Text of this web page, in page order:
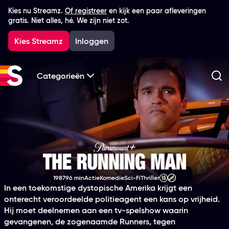
Kies nu Streamz. Of registreer en kijk een paar afleveringen
gratis. Niet alles, hé. We zijn niet zot.
Kies Streamz Inloggen
Categorieën
The Running Man
Productiejaar
1987 Tijdsduur
96 min Genre
Actie Genre
Komedie
GenreSci-Fi
Genre Thriller
Leeftijdsclassificatie
In een toekomstige dystopische Amerika krijgt een
onterecht veroordeelde politieagent een kans op vrijheid.
Hij moet deelnemen aan een tv-spelshow waarin
gevangenen, de zogenaamde Runners, tegen